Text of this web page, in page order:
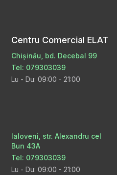
Centru Comercial ELAT
Chișinău, bd. Decebal 99
Tel: 079303039
Lu - Du: 09:00 - 21:00
Ialoveni, str. Alexandru cel
Bun 43A
Tel: 079303039
Lu - Du: 09:00 - 21:00